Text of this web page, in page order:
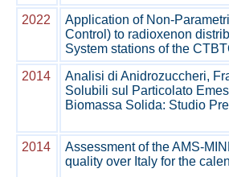
2022
Application of Non-
Control) to radioxenon
System stations of the
2014
Analisi di Anidrozuccheri,
Solubili sul Particolato
Biomassa Solida: Studio
2014
Assessment of the AMS-
quality over Italy for the